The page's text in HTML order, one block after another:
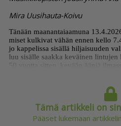
Mira Uusihauta-Koivu
Tä­nään maa­nan­tai­aa­mu­na
mi­set kul­ki­vat vä­hän en­nen kel­lo
jo kap­pe­lis­sa si­säl­lä hil­jai­suu­den
luu si­säl­le saak­ka ke­väi­nen
50 vuot­ta sit­ten, ke­vään ää­niä
Tämä artikkeli on
Pääset lukemaan